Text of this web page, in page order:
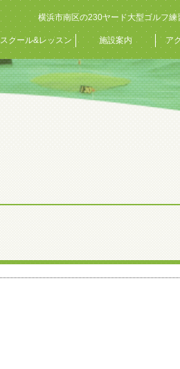
横浜市南区の230ヤード大型ゴルフ練
スクール&レッスン 施設案内 ア